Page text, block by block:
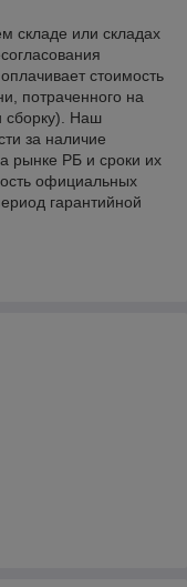
складе или складах
стоимость
потраченного на
сборку). Наш
за наличие
рынке РБ и сроки их
официальных
гарантийной